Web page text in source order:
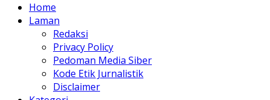
Home
Laman
Redaksi
Privacy Policy
Pedoman Media Siber
Kode Etik Jurnalistik
Disclaimer